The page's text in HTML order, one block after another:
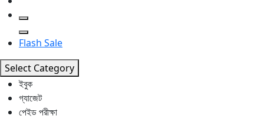
Flash Sale
Select Category
ইবুক
গ্যাজেট
পেইড পরীক্ষা